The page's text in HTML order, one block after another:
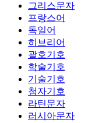
그리스문자
프랑스어
독일어
히브리어
괄호기호
학술기호
기술기호
첨자기호
라틴문자
러시아문자